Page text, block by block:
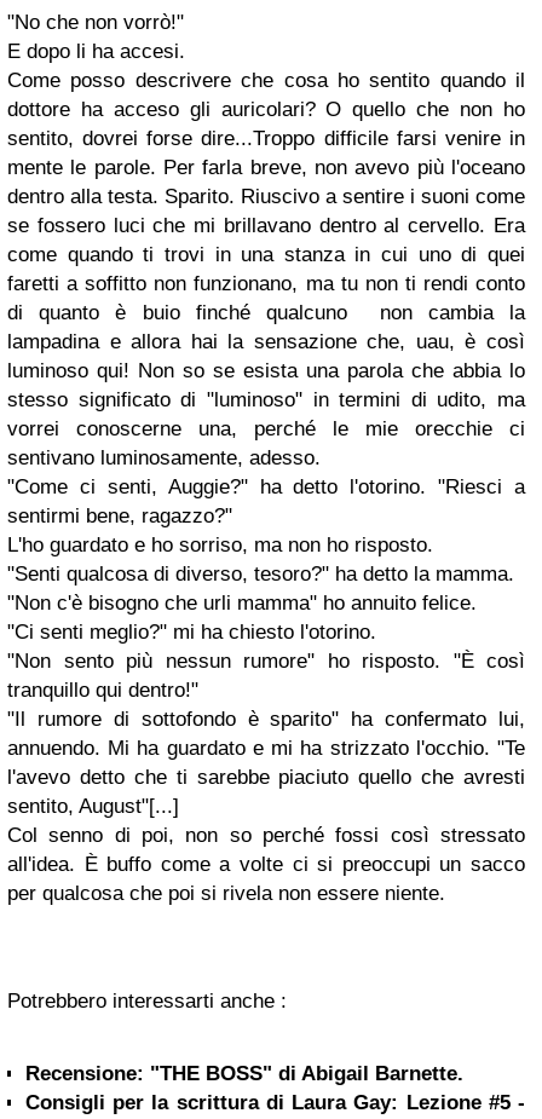
"No che non vorrò!"
E dopo li ha accesi.
Come posso descrivere che cosa ho sentito quando il
dottore ha acceso gli auricolari? O quello che non ho
sentito, dovrei forse dire...Troppo difficile farsi venire in
mente le parole. Per farla breve, non avevo più l'oceano
dentro alla testa. Sparito. Riuscivo a sentire i suoni come
se fossero luci che mi brillavano dentro al cervello. Era
come quando ti trovi in una stanza in cui uno di quei
faretti a soffitto non funzionano, ma tu non ti rendi conto
di quanto è buio finché qualcuno non cambia la
lampadina e allora hai la sensazione che, uau, è così
luminoso qui! Non so se esista una parola che abbia lo
stesso significato di "luminoso" in termini di udito, ma
vorrei conoscerne una, perché le mie orecchie ci
sentivano luminosamente, adesso.
"Come ci senti, Auggie?" ha detto l'otorino. "Riesci a
sentirmi bene, ragazzo?"
L'ho guardato e ho sorriso, ma non ho risposto.
"Senti qualcosa di diverso, tesoro?" ha detto la mamma.
"Non c'è bisogno che urli mamma" ho annuito felice.
"Ci senti meglio?" mi ha chiesto l'otorino.
"Non sento più nessun rumore" ho risposto. "È così
tranquillo qui dentro!"
"Il rumore di sottofondo è sparito" ha confermato lui,
annuendo. Mi ha guardato e mi ha strizzato l'occhio. "Te
l'avevo detto che ti sarebbe piaciuto quello che avresti
sentito, August"[...]
Col senno di poi, non so perché fossi così stressato
all'idea. È buffo come a volte ci si preoccupi un sacco
per qualcosa che poi si rivela non essere niente.
Potrebbero interessarti anche :
Recensione: "THE BOSS" di Abigail Barnette.
Consigli per la scrittura di Laura Gay: Lezione #5 -